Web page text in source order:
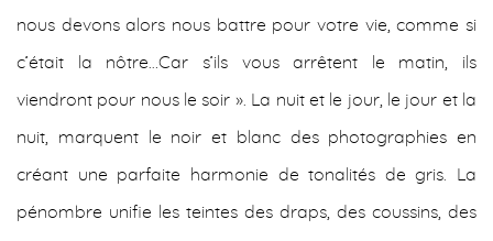
nous devons alors nous battre pour votre vie, comme si
c’était la nôtre…Car s’ils vous arrêtent le matin, ils
viendront pour nous le soir ». La nuit et le jour, le jour et la
nuit, marquent le noir et blanc des photographies en
créant une parfaite harmonie de tonalités de gris. La
pénombre unifie les teintes des draps, des coussins, des